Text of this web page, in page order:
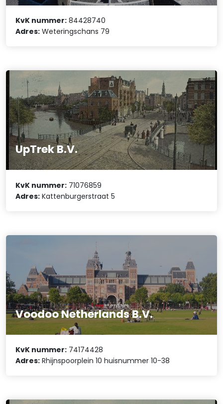
KvK nummer: 84428740
Adres: Weteringschans 79
UpTrek B.V.
KvK nummer: 71076859
Adres: Kattenburgerstraat 5
Voodoo Netherlands B.V.
KvK nummer: 74174428
Adres: Rhijnspoorplein 10 huisnummer 10-38